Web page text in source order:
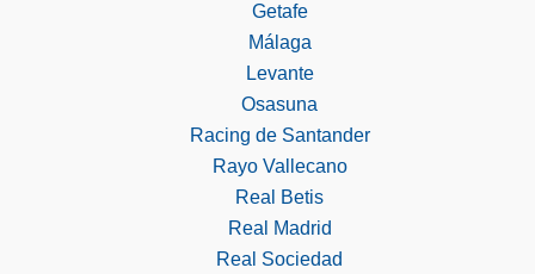
Getafe
Málaga
Levante
Osasuna
Racing de Santander
Rayo Vallecano
Real Betis
Real Madrid
Real Sociedad